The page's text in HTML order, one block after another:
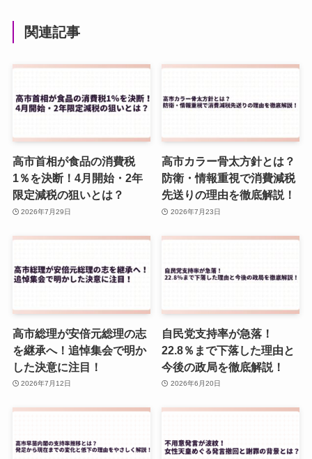
関連記事
高市首相が食品の消費税
1％を決断！4月開始・2年
限定減税の狙いとは？
2026年7月29日
高市カラー骨太方針とは？
防衛・情報重視で消費減税
先送りの理由を徹底解説！
2026年7月23日
高市総理が安倍元総理の志
を継承へ！追悼集会で明か
した決意に注目！
2026年7月12日
自民党支持率が急落！
22.8％まで下落した理由と
今後の政局を徹底解説！
2026年6月20日